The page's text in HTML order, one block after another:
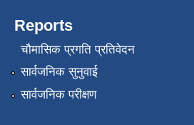
Reports
चौमासिक प्रगति प्रतिवेदन
सार्वजनिक सुनुवाई
सार्वजनिक परीक्षण